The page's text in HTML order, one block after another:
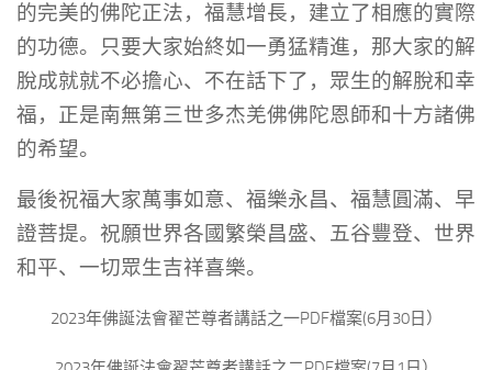
的完美的佛陀正法，福慧增長，建立了相應的實際
的功德。只要大家始終如一勇猛精進，那大家的解
脫成就就不必擔心、不在話下了，眾生的解脫和幸
福，正是南無第三世多杰羌佛佛陀恩師和十方諸佛
的希望。
最後祝福大家萬事如意、福樂永昌、福慧圓滿、早
證菩提。祝願世界各國繁榮昌盛、五谷豐登、世界
和平、一切眾生吉祥喜樂。
2023年佛誕法會翟芒尊者講話之一PDF檔案(6月30日）